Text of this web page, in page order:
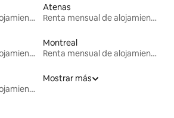
Renta mensual de alojamientos
Atenas
Renta mensual de alojamientos
Renta mensual de alojamientos
Montreal
Renta mensual de alojamientos
Renta mensual de alojamientos
Mostrar más